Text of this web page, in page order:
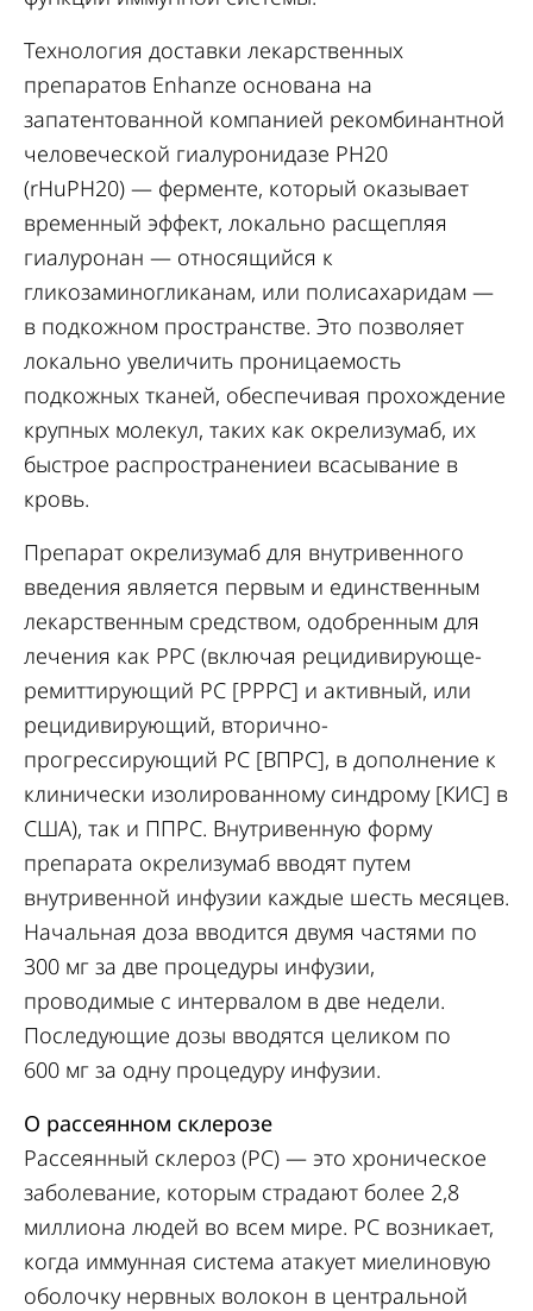
Технология доставки лекарственных
препаратов Enhanze основана на
запатентованной компанией рекомбинантной
человеческой гиалуронидазе PH20
(rHuPH20) — ферменте, который оказывает
временный эффект, локально расщепляя
гиалуронан — относящийся к
гликозаминогликанам, или полисахаридам —
в подкожном пространстве. Это позволяет
локально увеличить проницаемость
подкожных тканей, обеспечивая прохождение
крупных молекул, таких как окрелизумаб, их
быстрое распространениеи всасывание в
кровь.
Препарат окрелизумаб для внутривенного
введения является первым и единственным
лекарственным средством, одобренным для
лечения как РРС (включая рецидивирующе-
ремиттирующий РС [РРРС] и активный, или
рецидивирующий, вторично-
прогрессирующий РС [ВПРС], в дополнение к
клинически изолированному синдрому [КИС] в
США), так и ППРС. Внутривенную форму
препарата окрелизумаб вводят путем
внутривенной инфузии каждые шесть месяцев.
Начальная доза вводится двумя частями по
300 мг за две процедуры инфузии,
проводимые с интервалом в две недели.
Последующие дозы вводятся целиком по
600 мг за одну процедуру инфузии.
О рассеянном склерозе
Рассеянный склероз (РС) — это хроническое
заболевание, которым страдают более 2,8
миллиона людей во всем мире. РС возникает,
когда иммунная система атакует миелиновую
оболочку нервных волокон в центральной